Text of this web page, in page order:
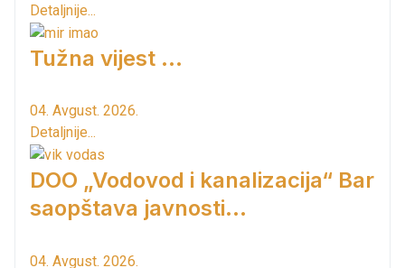
Detaljnije...
Tužna vijest ...
04. Avgust. 2026.
Detaljnije...
DOO „Vodovod i kanalizacija“ Bar
saopštava javnosti...
04. Avgust. 2026.